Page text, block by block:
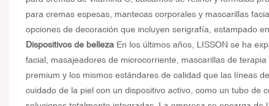
para cremas espesas, mantecas corporales y mascarillas
opciones de decoración que incluyen serigrafía, estampado
Dispositivos de bellezaEn los últimos años, LISSON se ha
facial, masajeadores de microcorriente, mascarillas de
premium y los mismos estándares de calidad que las líneas
cuidado de la piel con un dispositivo activo, como un tubo de